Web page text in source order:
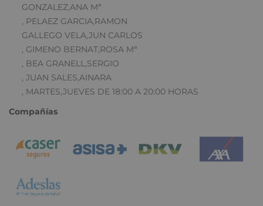
GONZALEZ,ANA Mª
, PELAEZ GARCIA,RAMON
GALLEGO VELA,JUN CARLOS
, GIMENO BERNAT,ROSA Mª
, BEA GRANELL,SERGIO
, JUAN SALES,AINARA
, MARTES,JUEVES DE 18:00 A 20:00 HORAS
Compañías